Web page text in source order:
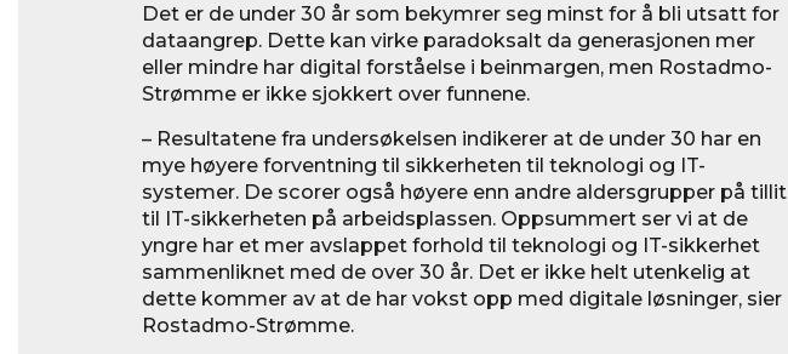
Det er de under 30 år som bekymrer seg minst for å bli utsatt for
dataangrep. Dette kan virke paradoksalt da generasjonen mer
eller mindre har digital forståelse i beinmargen, men Rostadmo-
Strømme er ikke sjokkert over funnene.
– Resultatene fra undersøkelsen indikerer at de under 30 har en
mye høyere forventning til sikkerheten til teknologi og IT-
systemer. De scorer også høyere enn andre aldersgrupper på tillit
til IT-sikkerheten på arbeidsplassen. Oppsummert ser vi at de
yngre har et mer avslappet forhold til teknologi og IT-sikkerhet
sammenliknet med de over 30 år. Det er ikke helt utenkelig at
dette kommer av at de har vokst opp med digitale løsninger, sier
Rostadmo-Strømme.